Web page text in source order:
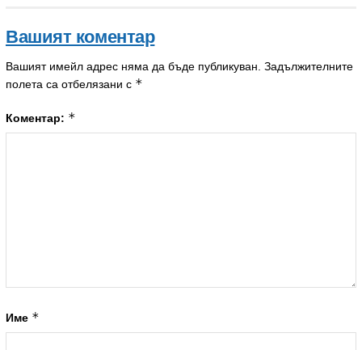
Вашият коментар
Вашият имейл адрес няма да бъде публикуван. Задължителните
полета са отбелязани с *
Коментар: *
Име *